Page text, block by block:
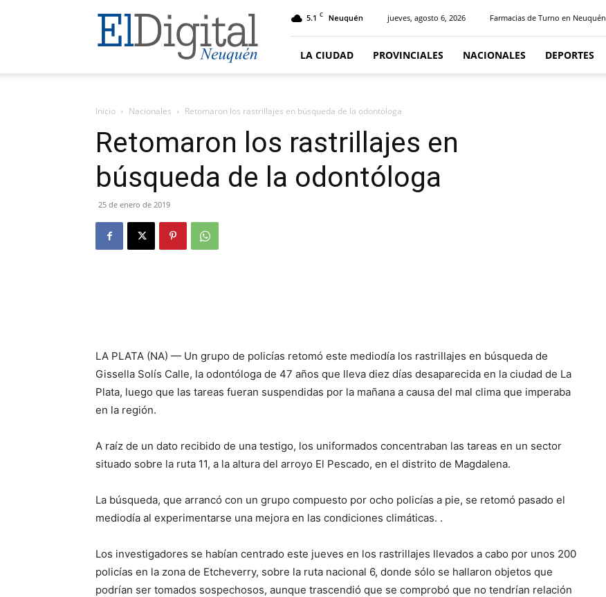
El
Digital
Neuquen
5.1 C Neuquén jueves, agosto 6, 2026 Farmacias de Turno en Neuquén
LA CIUDAD PROVINCIALES NACIONALES DEPORTES
Inicio Nacionales Retomaron los rastrillajes en búsqueda de la odontóloga
Retomaron los rastrillajes en
búsqueda de la odontóloga
25 de enero de 2019
LA PLATA (NA) — Un grupo de policías retomó este mediodía los rastrillajes en búsqueda de
Gissella Solís Calle, la odontóloga de 47 años que lleva diez días desaparecida en la ciudad de La
Plata, luego que las tareas fueran suspendidas por la mañana a causa del mal clima que imperaba
en la región.
A raíz de un dato recibido de una testigo, los uniformados concentraban las tareas en un sector
situado sobre la ruta 11, a la altura del arroyo El Pescado, en el distrito de Magdalena.
La búsqueda, que arrancó con un grupo compuesto por ocho policías a pie, se retomó pasado el
mediodía al experimentarse una mejora en las condiciones climáticas. .
Los investigadores se habían centrado este jueves en los rastrillajes llevados a cabo por unos 200
policías en la zona de Etcheverry, sobre la ruta nacional 6, donde sólo se hallaron objetos que
podrían ser tomados sospechosos, aunque trascendió que se comprobó que no tendrían relación